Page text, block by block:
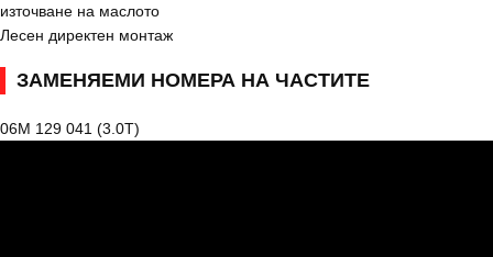
източване на маслото
Лесен директен монтаж
ЗАМЕНЯЕМИ НОМЕРА НА ЧАСТИТЕ
06M 129 041 (3.0T)